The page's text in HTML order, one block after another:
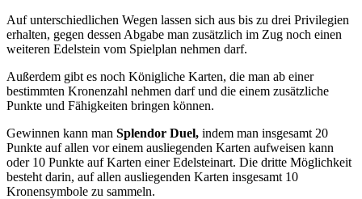
Auf unterschiedlichen Wegen lassen sich aus bis zu drei Privilegien
erhalten, gegen dessen Abgabe man zusätzlich im Zug noch einen
weiteren Edelstein vom Spielplan nehmen darf.
Außerdem gibt es noch Königliche Karten, die man ab einer
bestimmten Kronenzahl nehmen darf und die einem zusätzliche
Punkte und Fähigkeiten bringen können.
Gewinnen kann man Splendor Duel, indem man insgesamt 20
Punkte auf allen vor einem ausliegenden Karten aufweisen kann
oder 10 Punkte auf Karten einer Edelsteinart. Die dritte Möglichkeit
besteht darin, auf allen ausliegenden Karten insgesamt 10
Kronensymbole zu sammeln.